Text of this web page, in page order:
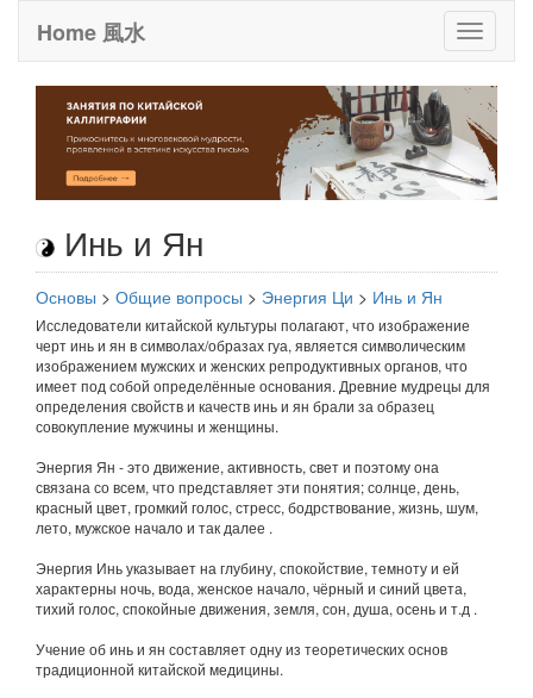
Toggle
it
Home 風水
Инь и Ян
Основы > Общие вопросы > Энергия Ци > Инь и Ян
Исследователи китайской культуры полагают, что изображение
черт инь и ян в символах/образах гуа, является символическим
изображением мужских и женских репродуктивных органов, что
имеет под собой определённые основания. Древние мудрецы для
определения свойств и качеств инь и ян брали за образец
совокупление мужчины и женщины.
Энергия Ян - это движение, активность, свет и поэтому она
связана со всем, что представляет эти понятия; солнце, день,
красный цвет, громкий голос, стресс, бодрствование, жизнь, шум,
лето, мужское начало и так далее .
Энергия Инь указывает на глубину, спокойствие, темноту и ей
характерны ночь, вода, женское начало, чёрный и синий цвета,
тихий голос, спокойные движения, земля, сон, душа, осень и т.д .
Учение об инь и ян составляет одну из теоретических основ
традиционной китайской медицины.